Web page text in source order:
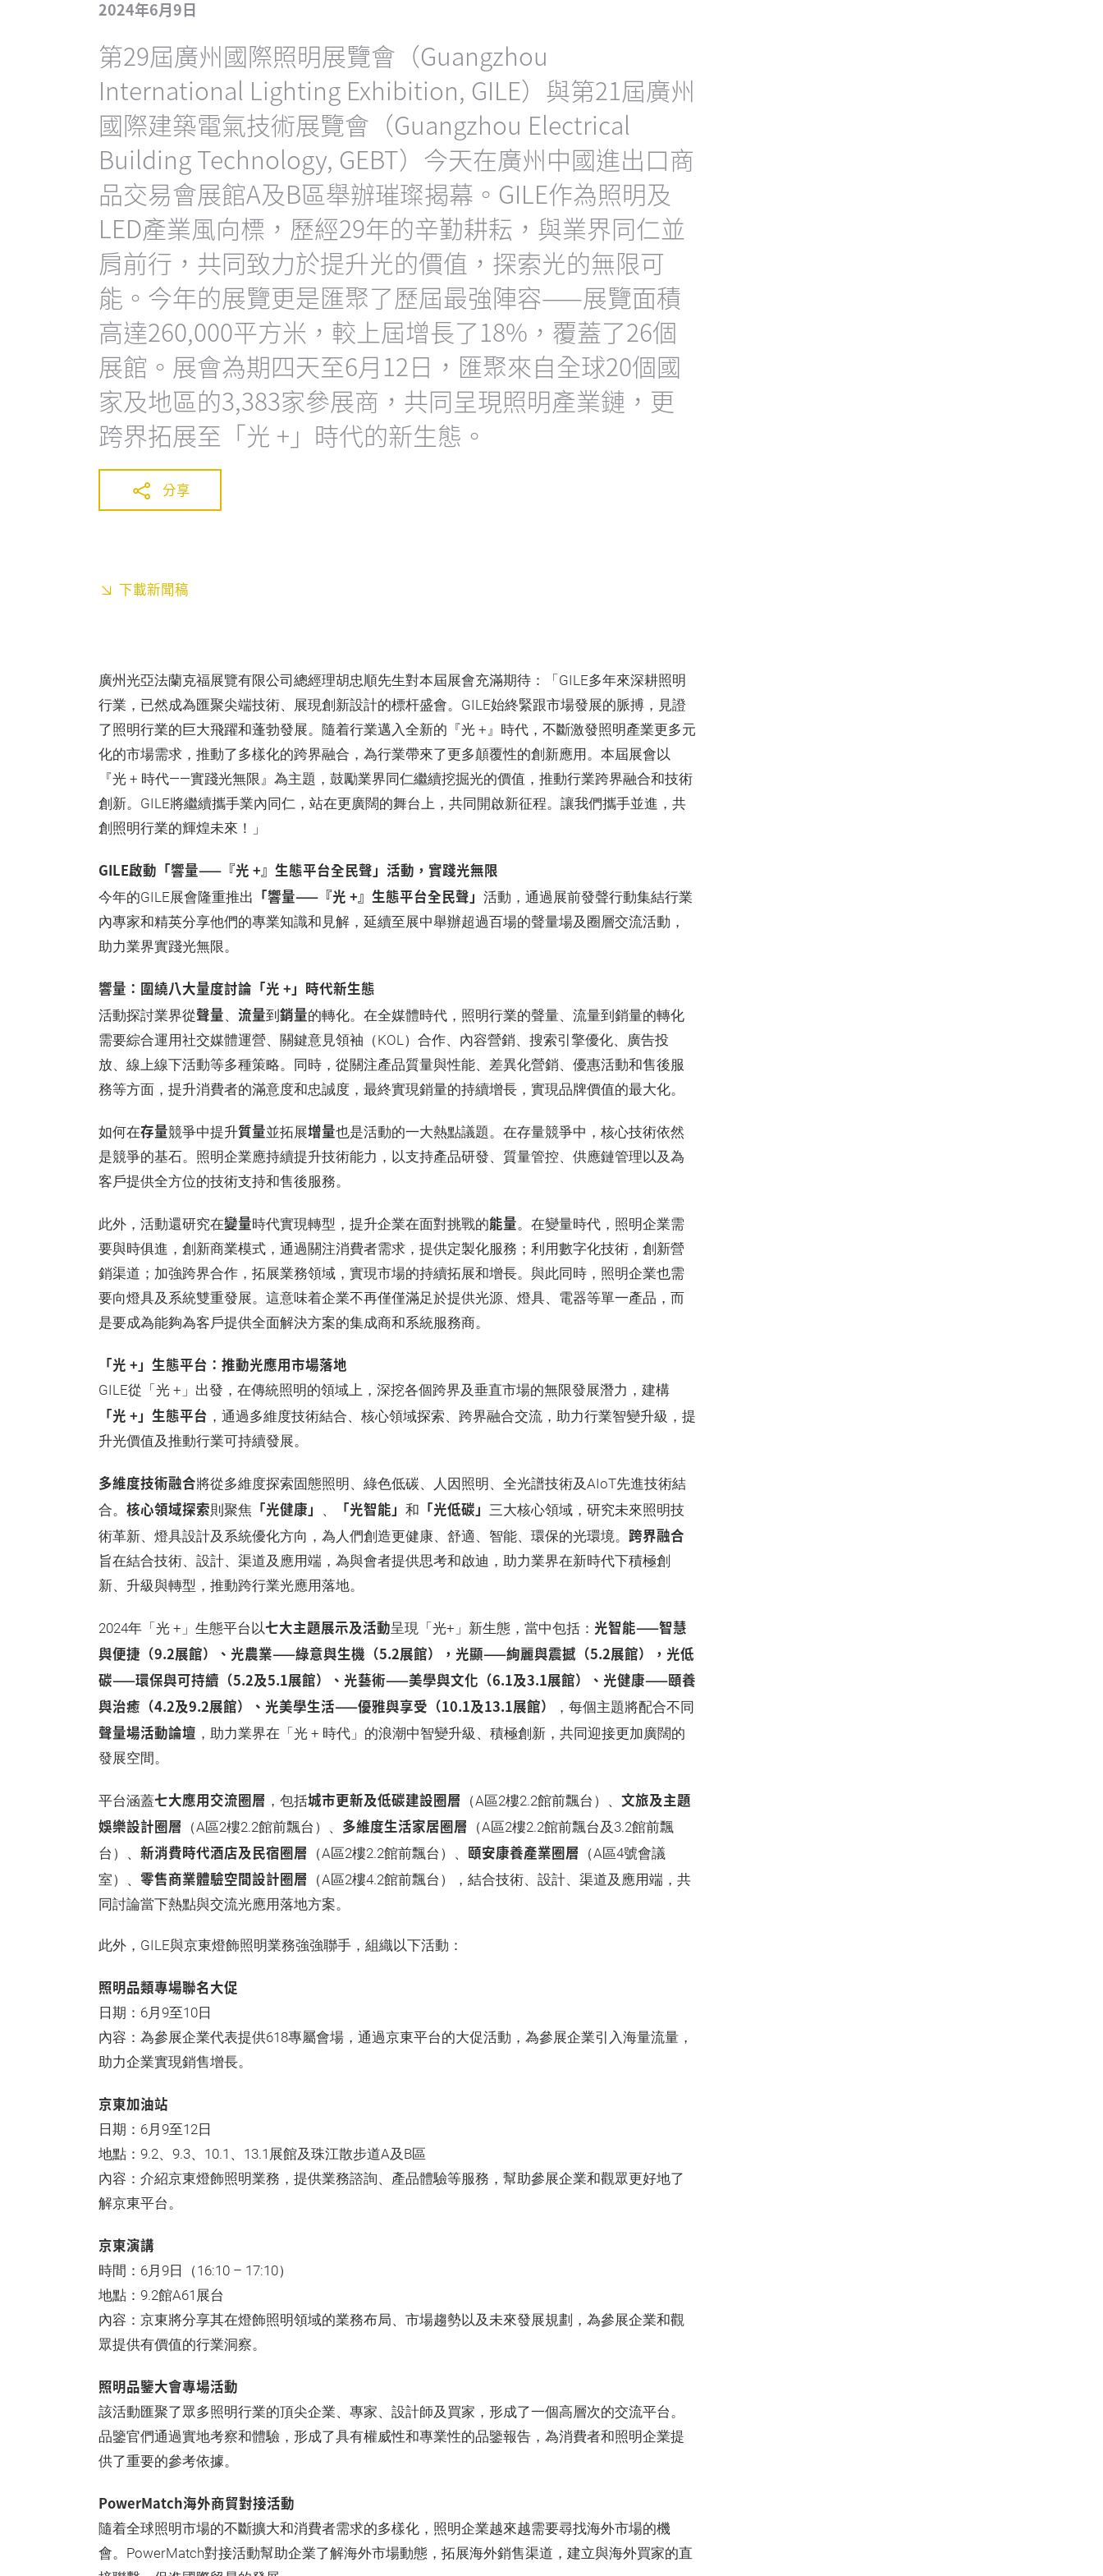
2024年6月9日
第29屆廣州國際照明展覽會（Guangzhou
International Lighting Exhibition, GILE）與第21屆廣州
國際建築電氣技術展覽會（Guangzhou Electrical
Building Technology, GEBT）今天在廣州中國進出口商
品交易會展館A及B區舉辦璀璨揭幕。GILE作為照明及
LED產業風向標，歷經29年的辛勤耕耘，與業界同仁並
肩前行，共同致力於提升光的價值，探索光的無限可
能。今年的展覽更是匯聚了歷屆最強陣容——展覽面積
高達260,000平方米，較上屆增長了18%，覆蓋了26個
展館。展會為期四天至6月12日，匯聚來自全球20個國
家及地區的3,383家參展商，共同呈現照明產業鏈，更
跨界拓展至「光 +」時代的新生態。
分享
下載新聞稿
廣州光亞法蘭克福展覽有限公司總經理胡忠順先生對本屆展會充滿期待：「GILE多年來深耕照明
行業，已然成為匯聚尖端技術、展現創新設計的標杆盛會。GILE始終緊跟市場發展的脈搏，見證
了照明行業的巨大飛躍和蓬勃發展。隨着行業邁入全新的『光 +』時代，不斷激發照明產業更多元
化的市場需求，推動了多樣化的跨界融合，為行業帶來了更多顛覆性的創新應用。本屆展會以
『光 + 時代——實踐光無限』為主題，鼓勵業界同仁繼續挖掘光的價值，推動行業跨界融合和技術
創新。GILE將繼續攜手業內同仁，站在更廣闊的舞台上，共同開啟新征程。讓我們攜手並進，共
創照明行業的輝煌未來！」
GILE啟動「響量——『光 +』生態平台全民聲」活動，實踐光無限
今年的GILE展會隆重推出 「響量——『光 +』生態平台全民聲」 活動，通過展前發聲行動集結行業
內專家和精英分享他們的專業知識和見解，延續至展中舉辦超過百場的聲量場及圈層交流活動，
助力業界實踐光無限。
響量：圍繞八大量度討論「光 +」時代新生態
活動探討業界從聲量、 流量到 銷量的轉化。在全媒體時代，照明行業的聲量、流量到銷量的轉化
需要綜合運用社交媒體運營、關鍵意見領袖（KOL）合作、內容營銷、搜索引擎優化、廣告投
放、線上線下活動等多種策略。同時，從關注產品質量與性能、差異化營銷、優惠活動和售後服
務等方面，提升消費者的滿意度和忠誠度，最終實現銷量的持續增長，實現品牌價值的最大化。
如何在存量競爭中提升質量並拓展增量也是活動的一大熱點議題。在存量競爭中，核心技術依然
是競爭的基石。照明企業應持續提升技術能力，以支持產品研發、質量管控、供應鏈管理以及為
客戶提供全方位的技術支持和售後服務。
此外，活動還研究在變量時代實現轉型，提升企業在面對挑戰的能量。在變量時代，照明企業需
要與時俱進，創新商業模式，通過關注消費者需求，提供定製化服務；利用數字化技術，創新營
銷渠道；加強跨界合作，拓展業務領域，實現市場的持續拓展和增長。與此同時，照明企業也需
要向燈具及系統雙重發展。這意味着企業不再僅僅滿足於提供光源、燈具、電器等單一產品，而
是要成為能夠為客戶提供全面解決方案的集成商和系統服務商。
「光 +」生態平台：推動光應用市場落地
GILE從「光 +」出發，在傳統照明的領域上，深挖各個跨界及垂直市場的無限發展潛力，建構
「光 +」生態平台 ，通過多維度技術結合、核心領域探索、跨界融合交流，助力行業智變升級，提
升光價值及推動行業可持續發展。
多維度技術融合將從多維度探索固態照明、綠色低碳、人因照明、全光譜技術及AIoT先進技術結
合。 核心領域探索則聚焦 「光健康」 、 「光智能」 和 「光低碳」 三大核心領域，研究未來照明技
術革新、燈具設計及系統優化方向，為人們創造更健康、舒適、智能、環保的光環境。 跨界融合
旨在結合技術、設計、渠道及應用端，為與會者提供思考和啟迪，助力業界在新時代下積極創
新、升級與轉型，推動跨行業光應用落地。
2024年「光 +」生態平台以七大主題展示及活動呈現「光+」新生態，當中包括： 光智能——智慧
與便捷（9.2展館）、光農業——綠意與生機（5.2展館），光顯——絢麗與震撼（5.2展館），光低
碳——環保與可持續（5.2及5.1展館）、光藝術——美學與文化（6.1及3.1展館）、光健康——頤養
與治癒（4.2及9.2展館）、光美學生活——優雅與享受（10.1及13.1展館）
，每個主題將配合不同
聲量場活動論壇 ，助力業界在「光 + 時代」的浪潮中智變升級、積極創新，共同迎接更加廣闊的
發展空間。
平台涵蓋七大應用交流圈層 ，包括城市更新及低碳建設圈層 （A區2樓2.2館前飄台）、 文旅及主題
娛樂設計圈層
（A區2樓2.2館前飄台）、 多維度生活家居圈層
（A區2樓2.2館前飄台及3.2館前飄
台）、 新消費時代酒店及民宿圈層 （A區2樓2.2館前飄台）、 頤安康養產業圈層
（A區4號會議
室）、 零售商業體驗空間設計圈層
（A區2樓4.2館前飄台），結合技術、設計、渠道及應用端，共
同討論當下熱點與交流光應用落地方案。
此外，GILE與京東燈飾照明業務強強聯手，組織以下活動：
照明品類專場聯名大促
日期：6月9至10日
內容：為參展企業代表提供618專屬會場，通過京東平台的大促活動，為參展企業引入海量流量，
助力企業實現銷售增長。
京東加油站
日期：6月9至12日
地點：9.2、9.3、10.1、13.1展館及珠江散步道A及B區
內容：介紹京東燈飾照明業務，提供業務諮詢、產品體驗等服務，幫助參展企業和觀眾更好地了
解京東平台。
京東演講
時間：6月9日（16:10 – 17:10）
地點：9.2館A61展台
內容：京東將分享其在燈飾照明領域的業務布局、市場趨勢以及未來發展規劃，為參展企業和觀
眾提供有價值的行業洞察。
照明品鑒大會專場活動
該活動匯聚了眾多照明行業的頂尖企業、專家、設計師及買家，形成了一個高層次的交流平台。
品鑒官們通過實地考察和體驗，形成了具有權威性和專業性的品鑒報告，為消費者和照明企業提
供了重要的參考依據。
PowerMatch海外商貿對接活動
隨着全球照明市場的不斷擴大和消費者需求的多樣化，照明企業越來越需要尋找海外市場的機
會。PowerMatch對接活動幫助企業了解海外市場動態，拓展海外銷售渠道，建立與海外買家的直